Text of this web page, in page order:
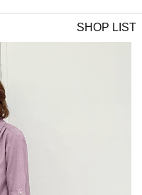
SHOP LIST